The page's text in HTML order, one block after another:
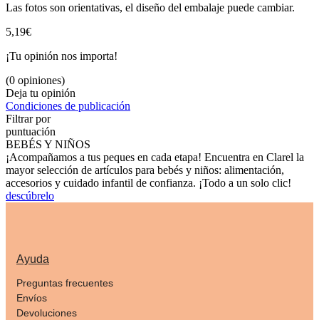
Las fotos son orientativas, el diseño del embalaje puede cambiar.
5,19€
¡Tu opinión nos importa!
(0 opiniones)
Deja tu opinión
Condiciones de publicación
Filtrar por
puntuación
BEBÉS Y NIÑOS
¡Acompañamos a tus peques en cada etapa! Encuentra en Clarel la
mayor selección de artículos para bebés y niños: alimentación,
accesorios y cuidado infantil de confianza. ¡Todo a un solo clic!
descúbrelo
Ayuda
Preguntas frecuentes
Envíos
Devoluciones